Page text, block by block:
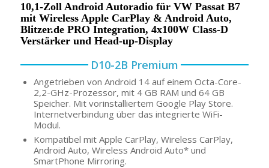
10,1-Zoll Android Autoradio für VW Passat B7
mit Wireless Apple CarPlay & Android Auto,
Blitzer.de PRO Integration, 4x100W Class-D
Verstärker und Head-up-Display
D10-2B Premium
Angetrieben von Android 14 auf einem Octa-Core-
2,2-GHz-Prozessor, mit 4 GB RAM und 64 GB
Speicher. Mit vorinstalliertem Google Play Store.
Internetverbindung über das integrierte WiFi-
Modul.
Kompatibel mit Apple CarPlay, Wireless CarPlay,
Android Auto, Wireless Android Auto* und
SmartPhone Mirroring.